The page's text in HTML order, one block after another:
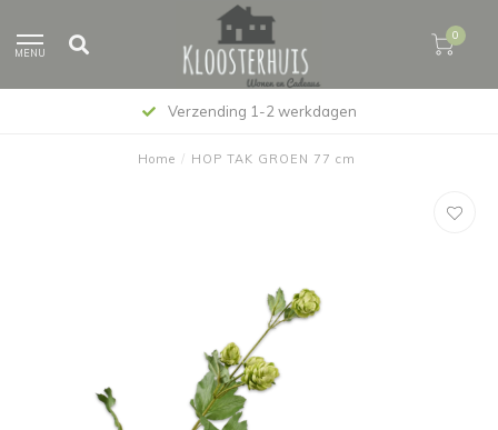
MENU
0
Verzending 1-2 werkdagen
Home / HOP TAK GROEN 77 cm